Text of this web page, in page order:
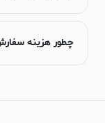
چطور هزینه